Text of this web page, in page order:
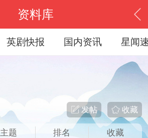
资料库
英剧快报 国内资讯 星闻
收藏
发帖
主题 排名 收藏